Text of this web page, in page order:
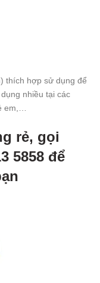
thích hợp sử dụng để
nhiều tại các
em,…
rẻ, gọi
5858 để